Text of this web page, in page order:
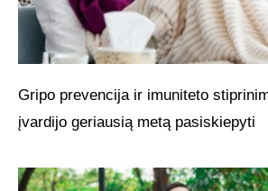
Gripo prevencija ir imuniteto
įvardijo geriausią metą pasiskiepyti